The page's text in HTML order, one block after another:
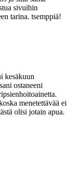
sivuihin
tarina. tsemppiä!
kesäkuun
ostaneeni
menetettävää ei
olisi jotain apua.